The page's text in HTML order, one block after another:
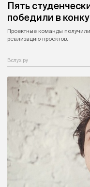
Пять
победили в
Проектные команды
реализацию проектов.
Вслух.ру